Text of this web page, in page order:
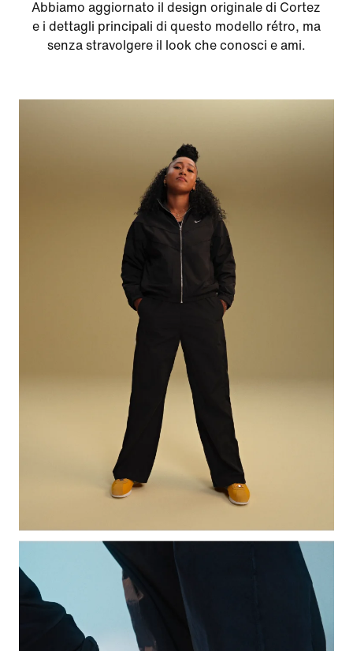
Abbiamo aggiornato il design originale di Cortez
e i dettagli principali di questo modello rétro, ma
senza stravolgere il look che conosci e ami.